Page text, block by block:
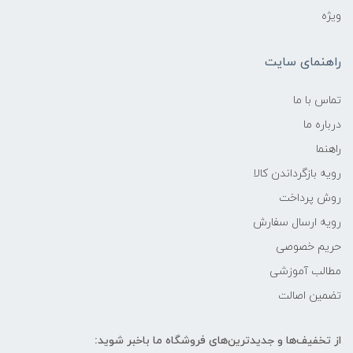
ویژه
راهنمای سایت
تماس با ما
درباره ما
راهنما
رویه‌ بازگرداندن کالا
روش پرداخت
رویه ارسال سفارش
حریم خصوصی
مطالب آموزشی
تضمین اصالت
از تخفیف‌ها و جدیدترین‌های فروشگاه ما باخبر شوید: